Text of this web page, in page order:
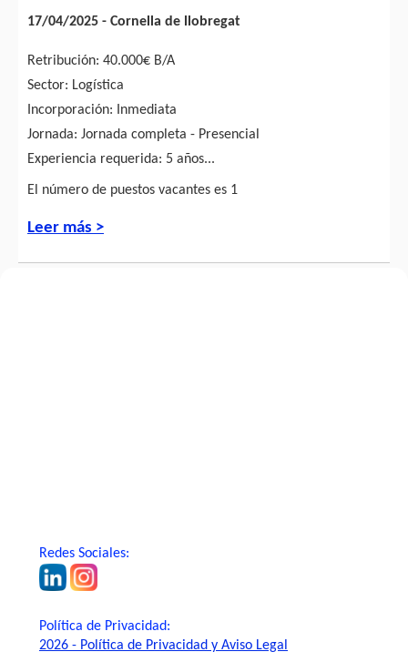
17/04/2025 - Cornella de llobregat
Retribución: 40.000€ B/A
Sector: Logística
Incorporación: Inmediata
Jornada: Jornada completa - Presencial
Experiencia requerida: 5 años...
El número de puestos vacantes es 1
Leer más >
Redes Sociales:
Política de Privacidad:
2026 - Política de Privacidad y Aviso Legal